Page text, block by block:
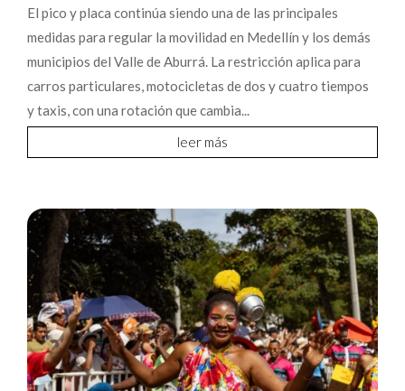
El pico y placa continúa siendo una de las principales
medidas para regular la movilidad en Medellín y los demás
municipios del Valle de Aburrá. La restricción aplica para
carros particulares, motocicletas de dos y cuatro tiempos
y taxis, con una rotación que cambia...
leer más